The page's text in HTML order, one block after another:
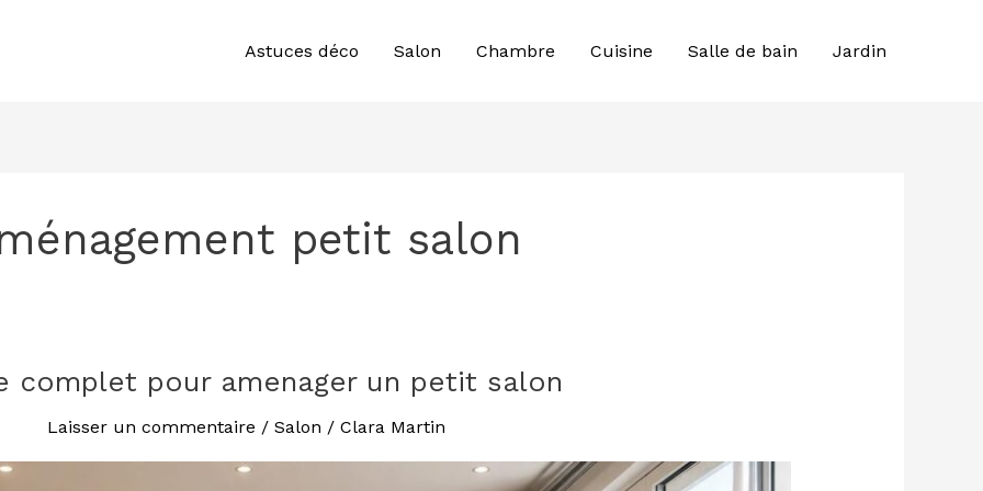
Astuces déco Salon Chambre Cuisine Salle de bain Jardin
petit salon
complet pour amenager un petit salon
Laisser un commentaire / Salon / Clara Martin